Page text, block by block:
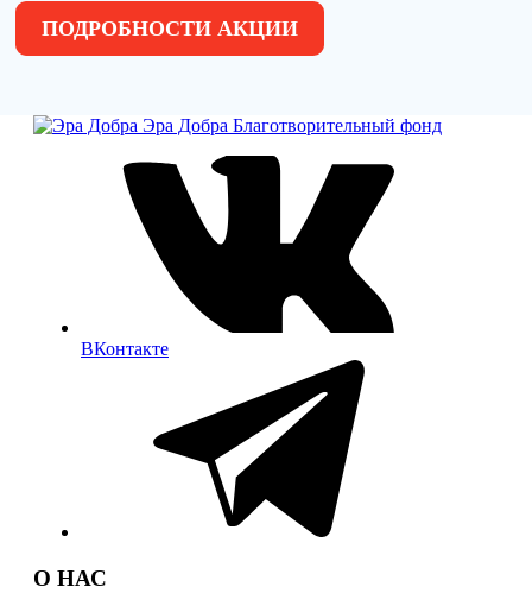
ПОДРОБНОСТИ АКЦИИ
Эра Добра Благотворительный фонд
ВКонтакте
О НАС